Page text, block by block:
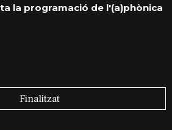
la programació de l'(a)phònica
Finalitzat